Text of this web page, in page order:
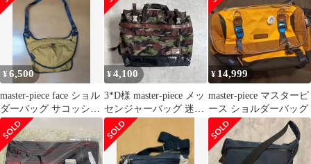
【101057066001】
¥6,500
master-piece face ショル
ダーバッグ サコッシュ
キャメル色
¥4,100
3*D様 master-piece メッ
センジャーバッグ 迷彩
柄
¥ 14,999
master-piece マスターピ
ース ショルダーバッグ